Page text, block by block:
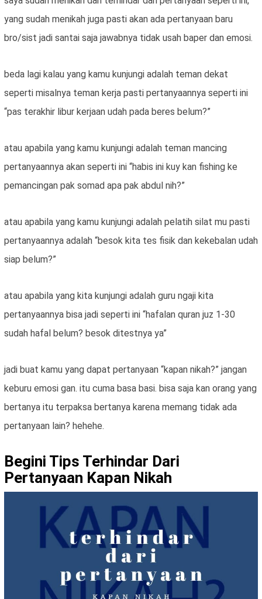
yang sudah menikah juga pasti akan ada pertanyaan baru
bro/sist jadi santai saja jawabnya tidak usah baper dan emosi.
beda lagi kalau yang kamu kunjungi adalah teman dekat
seperti misalnya teman kerja pasti pertanyaannya seperti ini
“pas terakhir libur kerjaan udah pada beres belum?”
atau apabila yang kamu kunjungi adalah teman mancing
pertanyaannya akan seperti ini “habis ini kuy kan fishing ke
pemancingan pak somad apa pak abdul nih?”
atau apabila yang kamu kunjungi adalah pelatih silat mu pasti
pertanyaannya adalah “besok kita tes fisik dan kekebalan udah
siap belum?”
atau apabila yang kita kunjungi adalah guru ngaji kita
pertanyaannya bisa jadi seperti ini “hafalan quran juz 1-30
sudah hafal belum? besok ditestnya ya”
jadi buat kamu yang dapat pertanyaan “kapan nikah?” jangan
keburu emosi gan. itu cuma basa basi. bisa saja kan orang yang
bertanya itu terpaksa bertanya karena memang tidak ada
pertanyaan lain? hehehe.
Begini Tips Terhindar Dari
Pertanyaan Kapan Nikah